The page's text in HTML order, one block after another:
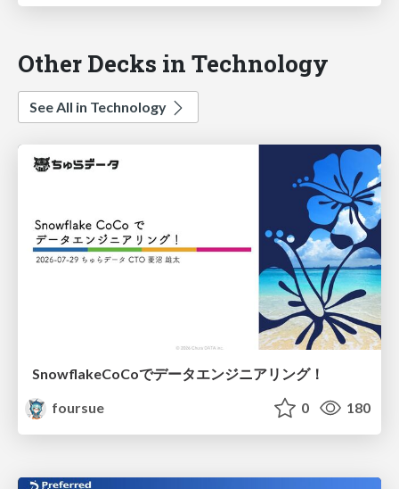
Other Decks in Technology
See All in Technology
SnowflakeCoCoでデータエンジニアリング！
foursue
0 180